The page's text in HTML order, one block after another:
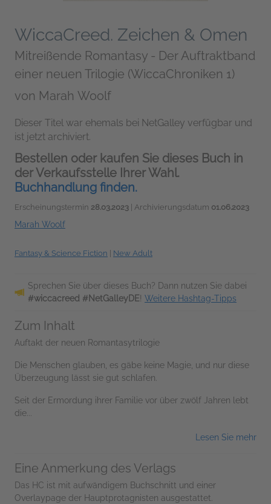
WiccaCreed. Zeichen & Omen
Mitreißende Romantasy - Der Auftraktband
einer neuen Trilogie (WiccaChroniken 1)
von Marah Woolf
Dieser Titel war ehemals bei NetGalley verfügbar und
ist jetzt archiviert.
Bestellen oder kaufen Sie dieses Buch in
der Verkaufsstelle Ihrer Wahl.
Buchhandlung finden.
Erscheinungstermin 28.03.2023 | Archivierungsdatum 01.06.2023
Marah Woolf
Fantasy & Science Fiction New Adult
Sprechen Sie über dieses Buch? Dann nutzen Sie dabei
#wiccacreed #NetGalleyDE! Weitere Hashtag-Tipps
Zum Inhalt
Auftakt der neuen Romantasytrilogie
Die Menschen glauben, es gäbe keine Magie, und nur diese
Überzeugung lässt sie gut schlafen.
Seit der Ermordung ihrer Familie vor über zwölf Jahren lebt
die...
Lesen Sie mehr
Eine Anmerkung des Verlags
Das HC ist mit aufwändigem Buchschnitt und einer
Overlaypage der Hauptprotagnisten ausgestattet.